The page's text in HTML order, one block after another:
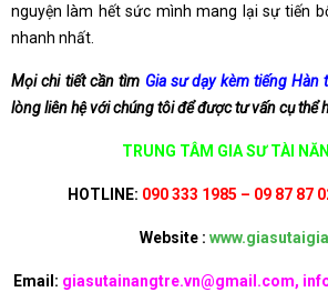
nguyện làm hết sức mình mang lại sự tiến
nhanh nhất.
Mọi chi tiết cần tìm Gia sư dạy kèm tiếng Hàn
lòng liên hệ với chúng tôi để được tư vấn cụ thể
TRUNG TÂM GIA SƯ TÀI
HOTLINE: 090 333 1985 – 09 87 87
Website :
Email: giasutainangtre.vn@gmail.com,